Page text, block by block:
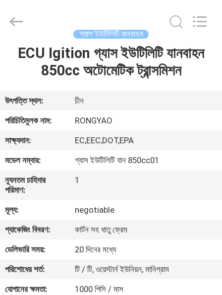
বাড়ি
আমাদের
সম্পর্কে
কারখানা
ভ্রমণ
মান
নিয়ন্ত্রণ
যোগাযোগ
করুন
Vehicle
Co.,Ltd.
গ্যাস ইউটিলিটি যানবাহন
ECU Igition গ্যাস ইউটিলিটি যানবাহন
850cc অটোমেটিক ট্রান্সমিশন
উৎপত্তি স্থল:
চীন
পরিচিতিমুলক নাম:
RONGYAO
সাক্ষ্যদান:
EC,EEC,DOT,EPA
মডেল নম্বার:
গ্যাস ইউটিলিটি যান 850cc01
ন্যূনতম চাহিদার
পরিমাণ:
1
মূল্য:
negotiable
প্যাকেজিং বিবরণ:
কার্টন সহ ধাতু ফ্রেম
ডেলিভারি সময়:
20 দিনের মধ্যে
পরিশোধের শর্ত:
টি / টি, ওয়েস্টার্ন ইউনিয়ন, মানিগ্রাম
যোগানের ক্ষমতা:
1000 পিসি / মাস